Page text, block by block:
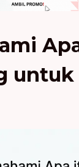
untuk